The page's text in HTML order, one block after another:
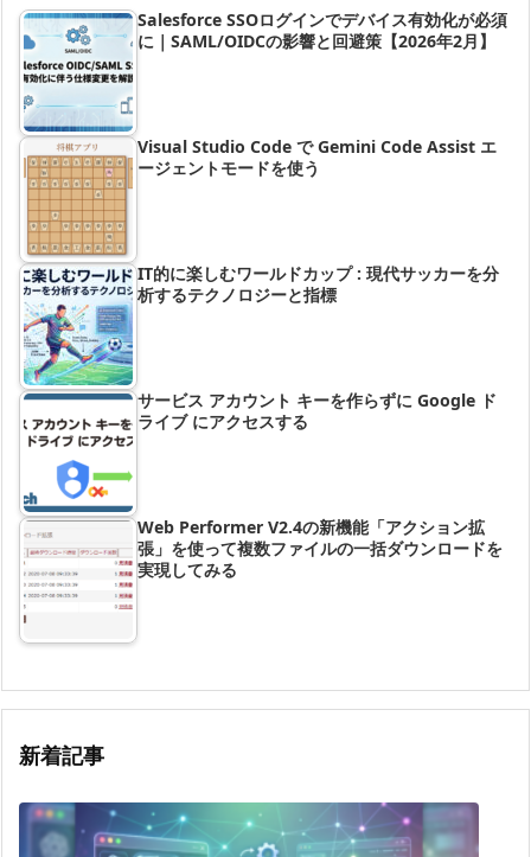
Salesforce SSOログインでデバイス有効化が必須
に｜SAML/OIDCの影響と回避策【2026年2月】
Visual Studio Code で Gemini Code Assist エ
ージェントモードを使う
IT的に楽しむワールドカップ : 現代サッカーを分
析するテクノロジーと指標
サービス アカウント キーを作らずに Google ド
ライブ にアクセスする
Web Performer V2.4の新機能「アクション拡
張」を使って複数ファイルの一括ダウンロードを
実現してみる
新着記事